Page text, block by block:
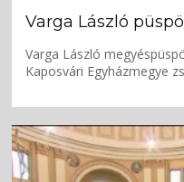
Varga László
Varga László
Kaposvári Egyházmegye